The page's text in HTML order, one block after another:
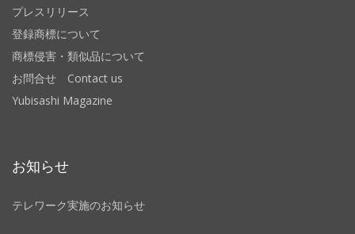
プレスリリース
登録商標について
商標侵害・類似品について
お問合せ Contact us
Yubisashi Magazine
お知らせ
テレワーク実施のお知らせ